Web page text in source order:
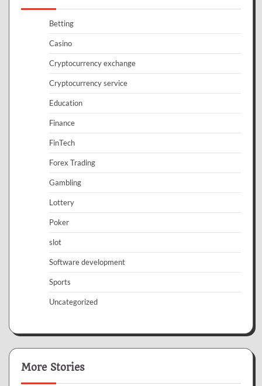
Betting
Casino
Cryptocurrency exchange
Cryptocurrency service
Education
Finance
FinTech
Forex Trading
Gambling
Lottery
Poker
slot
Software development
Sports
Uncategorized
More Stories